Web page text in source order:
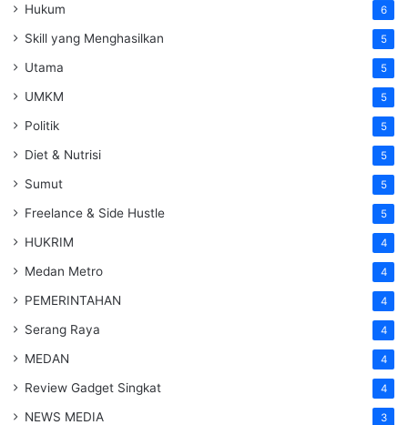
Hukum 6
Skill yang Menghasilkan 5
Utama 5
UMKM 5
Politik 5
Diet & Nutrisi 5
Sumut 5
Freelance & Side Hustle 5
HUKRIM 4
Medan Metro 4
PEMERINTAHAN 4
Serang Raya 4
MEDAN 4
Review Gadget Singkat 4
NEWS MEDIA 3